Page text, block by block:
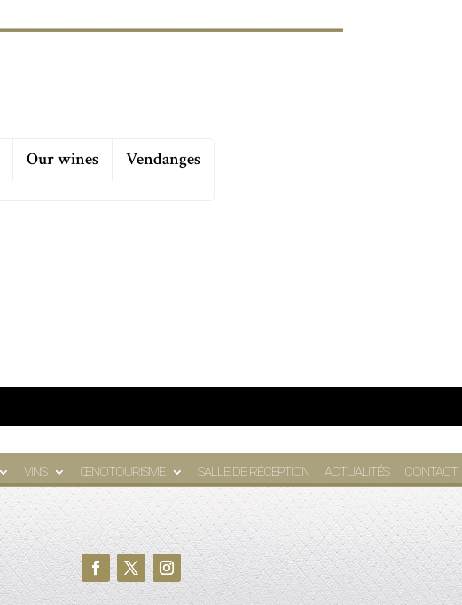
Our wines Vendanges
VINS ŒNOTOURISME SALLE DE RÉCEPTION ACTUALITÉS CONTACT